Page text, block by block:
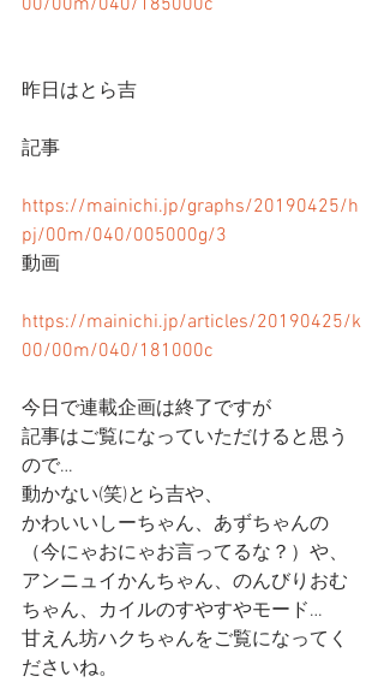
昨日はとら吉
記事
https://mainichi.jp/graphs/20190425/h
pj/00m/040/005000g/3
動画
https://mainichi.jp/articles/20190425/k
00/00m/040/181000c
今日で連載企画は終了ですが
記事はご覧になっていただけると思う
ので…
動かない(笑)とら吉や、
かわいいしーちゃん、あずちゃんの
（今にゃおにゃお言ってるな？）や、
アンニュイかんちゃん、のんびりおむ
ちゃん、カイルのすやすやモード…
甘えん坊ハクちゃんをご覧になってく
ださいね。